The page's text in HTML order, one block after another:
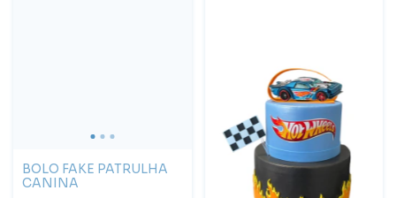
BOLO FAKE PATRULHA
CANINA